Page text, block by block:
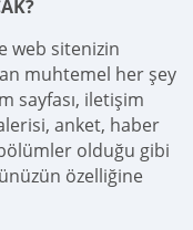
web sitenizin
muhtemel her şey
sayfası, iletişim
anket, haber
olduğu gibi
özelliğine